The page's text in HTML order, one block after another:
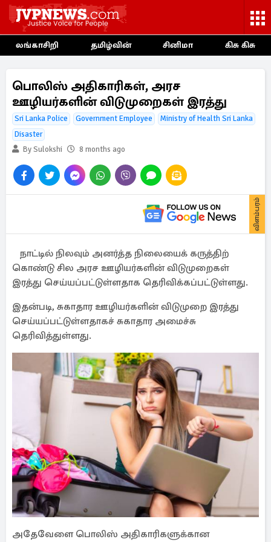
லங்காசிறி தமிழ்வின் சினிமா கிசு கிசு
பொலிஸ் அதிகாரிகள், அரச
ஊழியர்களின் விடுமுறைகள் இரத்து
Sri Lanka Police Government Employee
Ministry of Health Sri Lanka
Disaster
By Sulokshi
8 months ago
விளம்பரம்
நாட்டில் நிலவும் அனர்த்த நிலையைக் கருத்திற்
கொண்டு சில அரச ஊழியர்களின் விடுமுறைகள்
இரத்து செய்யப்பட்டுள்ளதாக தெரிவிக்கப்பட்டுள்ளது.
இதன்படி, சுகாதார ஊழியர்களின் விடுமுறை இரத்து
செய்யப்பட்டுள்ளதாகச் சுகாதார அமைச்சு
தெரிவித்துள்ளது.
அதேவேளை பொலிஸ் அதிகாரிகளுக்கான